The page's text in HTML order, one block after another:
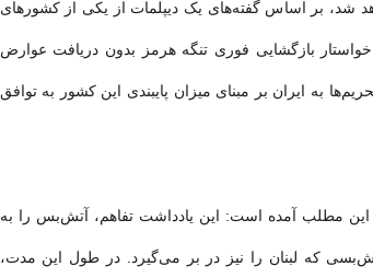
شد، بر اساس گفته‌های یک دیپلمات از یکی از کشورهای
بازگشایی فوری تنگه هرمز بدون دریافت عوارض
به ایران بر مبنای میزان پایبندی این کشور به توافق
این مطلب آمده است: این یادداشت تفاهم، آتش‌بس را به
آتش‌بسی که لبنان را نیز در بر می‌گیرد. در طول این مدت،